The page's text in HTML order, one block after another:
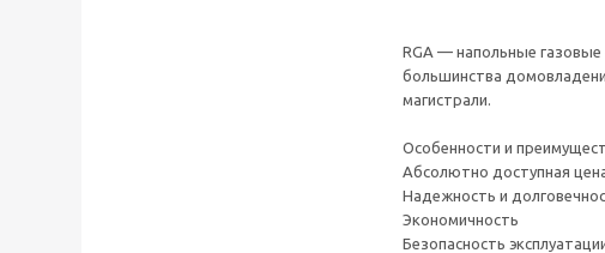
RGA — напольные
большинства
магистрали.
Особенности и
Абсолютно доступная
Надежность и
Экономичность
Безопасность